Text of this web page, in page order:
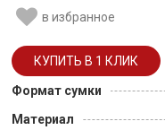
в избранное
Формат сумки
Материал